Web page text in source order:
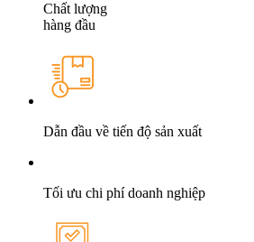
Chất lượng
hàng đầu
Dẫn đầu về tiến độ sản xuất
Tối ưu chi phí doanh nghiệp